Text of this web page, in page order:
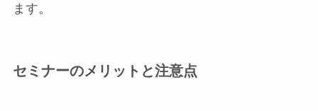
ます。
セミナーのメリットと注意点